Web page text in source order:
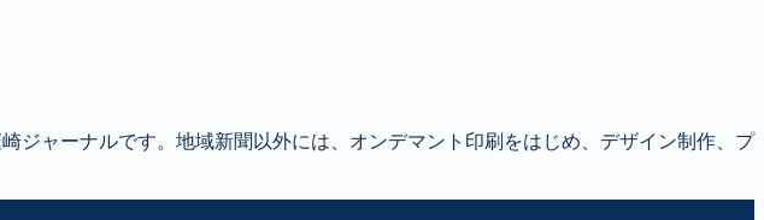
ジャーナルです。地域新聞以外には、オンデマント印刷をはじめ、デザイン制作、プ